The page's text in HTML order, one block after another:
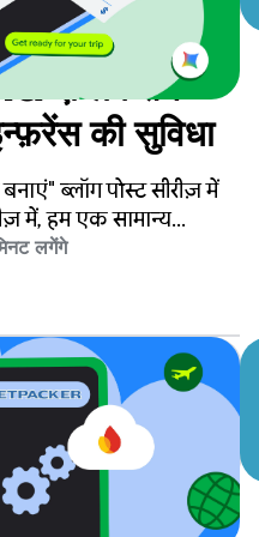
ऐप्लिकेशन
की सुविधा
ब्लॉग पोस्ट सीरीज़ में
में, हम एक सामान्य
के हिसाब से बनाए
में बदलते हैं. हमने अपनी
में बताया था. यह एक डेमो
इस सीरीज़ में करेंगे.
लगेंगे